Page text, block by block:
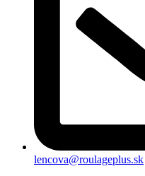
lencova@roulageplus.sk